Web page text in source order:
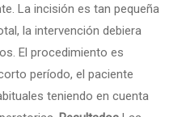
La incisión es tan pequeña
la intervención debiera
El procedimiento es
período, el paciente
teniendo en cuenta